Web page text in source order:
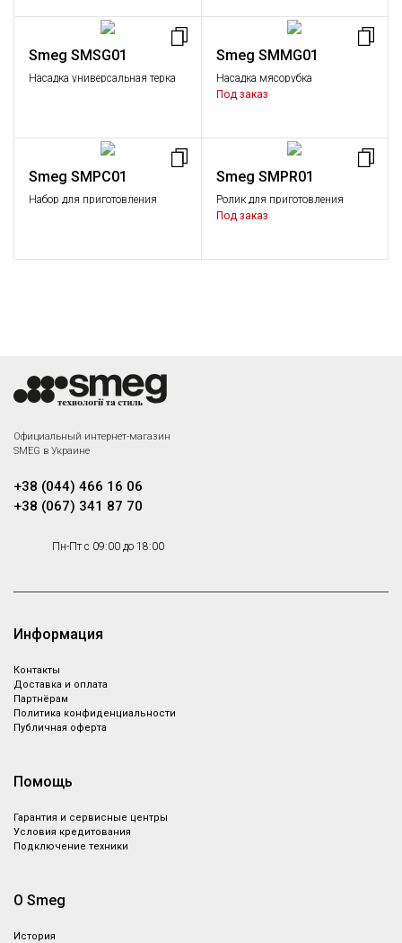
Smeg SMSG01
Насадка универсальная терка
Smeg SMMG01
Насадка мясорубка
Под заказ
Smeg SMPC01
Набор для приготовления
Smeg SMPR01
Ролик для приготовления
пасты
Под заказ
Официальный интернет-магазин
SMEG в Украине
+38 (044) 466 16 06
+38 (067) 341 87 70
Пн-Пт с 09:00 до 18:00
Информация
Контакты
Доставка и оплата
Партнёрам
Политика конфиденциальности
Публичная оферта
Помощь
Гарантия и сервисные центры
Условия кредитования
Подключение техники
О Smeg
История